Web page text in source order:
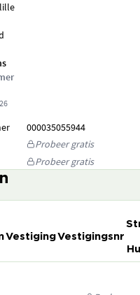
000035055944
Probeer gratis
Probeer gratis
VestigingVestigingsnr